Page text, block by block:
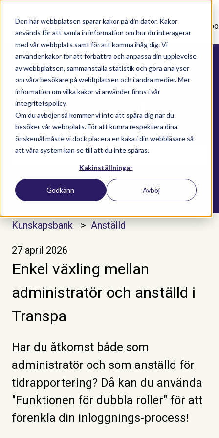
Den här webbplatsen sparar kakor på din dator. Kakor
används för att samla in information om hur du interagerar
med vår webbplats samt för att komma ihåg dig. Vi
använder kakor för att förbättra och anpassa din upplevelse
av webbplatsen, sammanställa statistik och göra analyser
om våra besökare på webbplatsen och i andra medier. Mer
information om vilka kakor vi använder finns i vår
integritetspolicy.
Om du avböjer så kommer vi inte att spåra dig när du
besöker vår webbplats. För att kunna respektera dina
önskemål måste vi dock placera en kaka i din webbläsare så
att våra system kan se till att du inte spåras.
Kakinställningar
Godkänn Avböj
Nyhetsartiklar Utbildningar Supportavtal
Här kan du söka bland alla
våra kunskapsartiklar
Det finns inga förslag eftersom sökfältet är
Kunskapsbank Anställd
27 april 2026
Enkel växling mellan
administratör och anställd i
Transpa
Har du åtkomst både som
administratör och som anställd för
tidrapportering? Då kan du använda
"Funktionen för dubbla roller" för att
förenkla din inloggnings-process!